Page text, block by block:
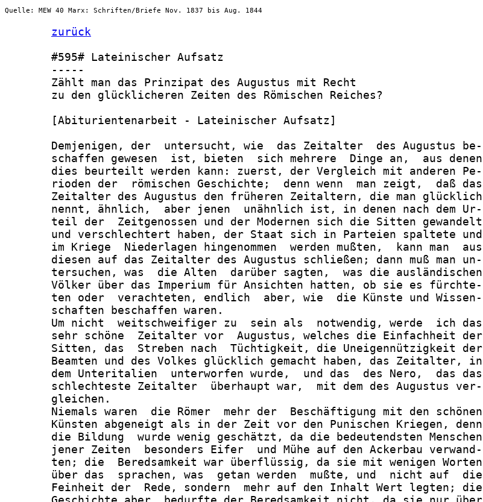
Quelle: MEW 40 Marx: Schriften/Briefe Nov. 1837 bis Aug. 1844
zurück
       #595# Lateinischer Aufsatz
       -----
       Zählt man das Prinzipat des Augustus mit Recht
       zu den glücklicheren Zeiten des Römischen Reiches?
       [Abiturientenarbeit - Lateinischer Aufsatz]
       Demjenigen, der  untersucht, wie  das Zeitalter  des Augustus be-
       schaffen gewesen  ist, bieten  sich mehrere  Dinge an,  aus denen
       dies beurteilt werden kann: zuerst, der Vergleich mit anderen Pe-
       rioden der  römischen Geschichte;  denn wenn  man zeigt,  daß das
       Zeitalter des Augustus den früheren Zeitaltern, die man glücklich
       nennt, ähnlich,  aber jenen  unähnlich ist, in denen nach dem Ur-
       teil der  Zeitgenossen und der Modernen sich die Sitten gewandelt
       und verschlechtert haben, der Staat sich in Parteien spaltete und
       im Kriege  Niederlagen hingenommen  werden mußten,  kann man  aus
       diesen auf das Zeitalter des Augustus schließen; dann muß man un-
       tersuchen, was  die Alten  darüber sagten,  was die ausländischen
       Völker über das Imperium für Ansichten hatten, ob sie es fürchte-
       ten oder  verachteten, endlich  aber, wie  die Künste und Wissen-
       schaften beschaffen waren.
       Um nicht  weitschweifiger zu  sein als  notwendig, werde  ich das
       sehr schöne  Zeitalter vor  Augustus, welches die Einfachheit der
       Sitten, das  Streben nach  Tüchtigkeit, die Uneigennützigkeit der
       Beamten und des Volkes glücklich gemacht haben, das Zeitalter, in
       dem Unteritalien  unterworfen wurde,  und das  des Nero,  das das
       schlechteste Zeitalter  überhaupt war,  mit dem des Augustus ver-
       gleichen.
       Niemals waren  die Römer  mehr der  Beschäftigung mit den schönen
       Künsten abgeneigt als in der Zeit vor den Punischen Kriegen, denn
       die Bildung  wurde wenig geschätzt, da die bedeutendsten Menschen
       jener Zeiten  besonders Eifer  und Mühe auf den Ackerbau verwand-
       ten; die  Beredsamkeit war überflüssig, da sie mit wenigen Worten
       über das  sprachen, was  getan werden  mußte, und  nicht auf  die
       Feinheit der  Rede, sondern  mehr auf den Inhalt Wert legten; die